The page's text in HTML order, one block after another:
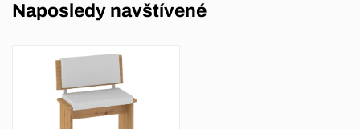
Naposledy navštívené